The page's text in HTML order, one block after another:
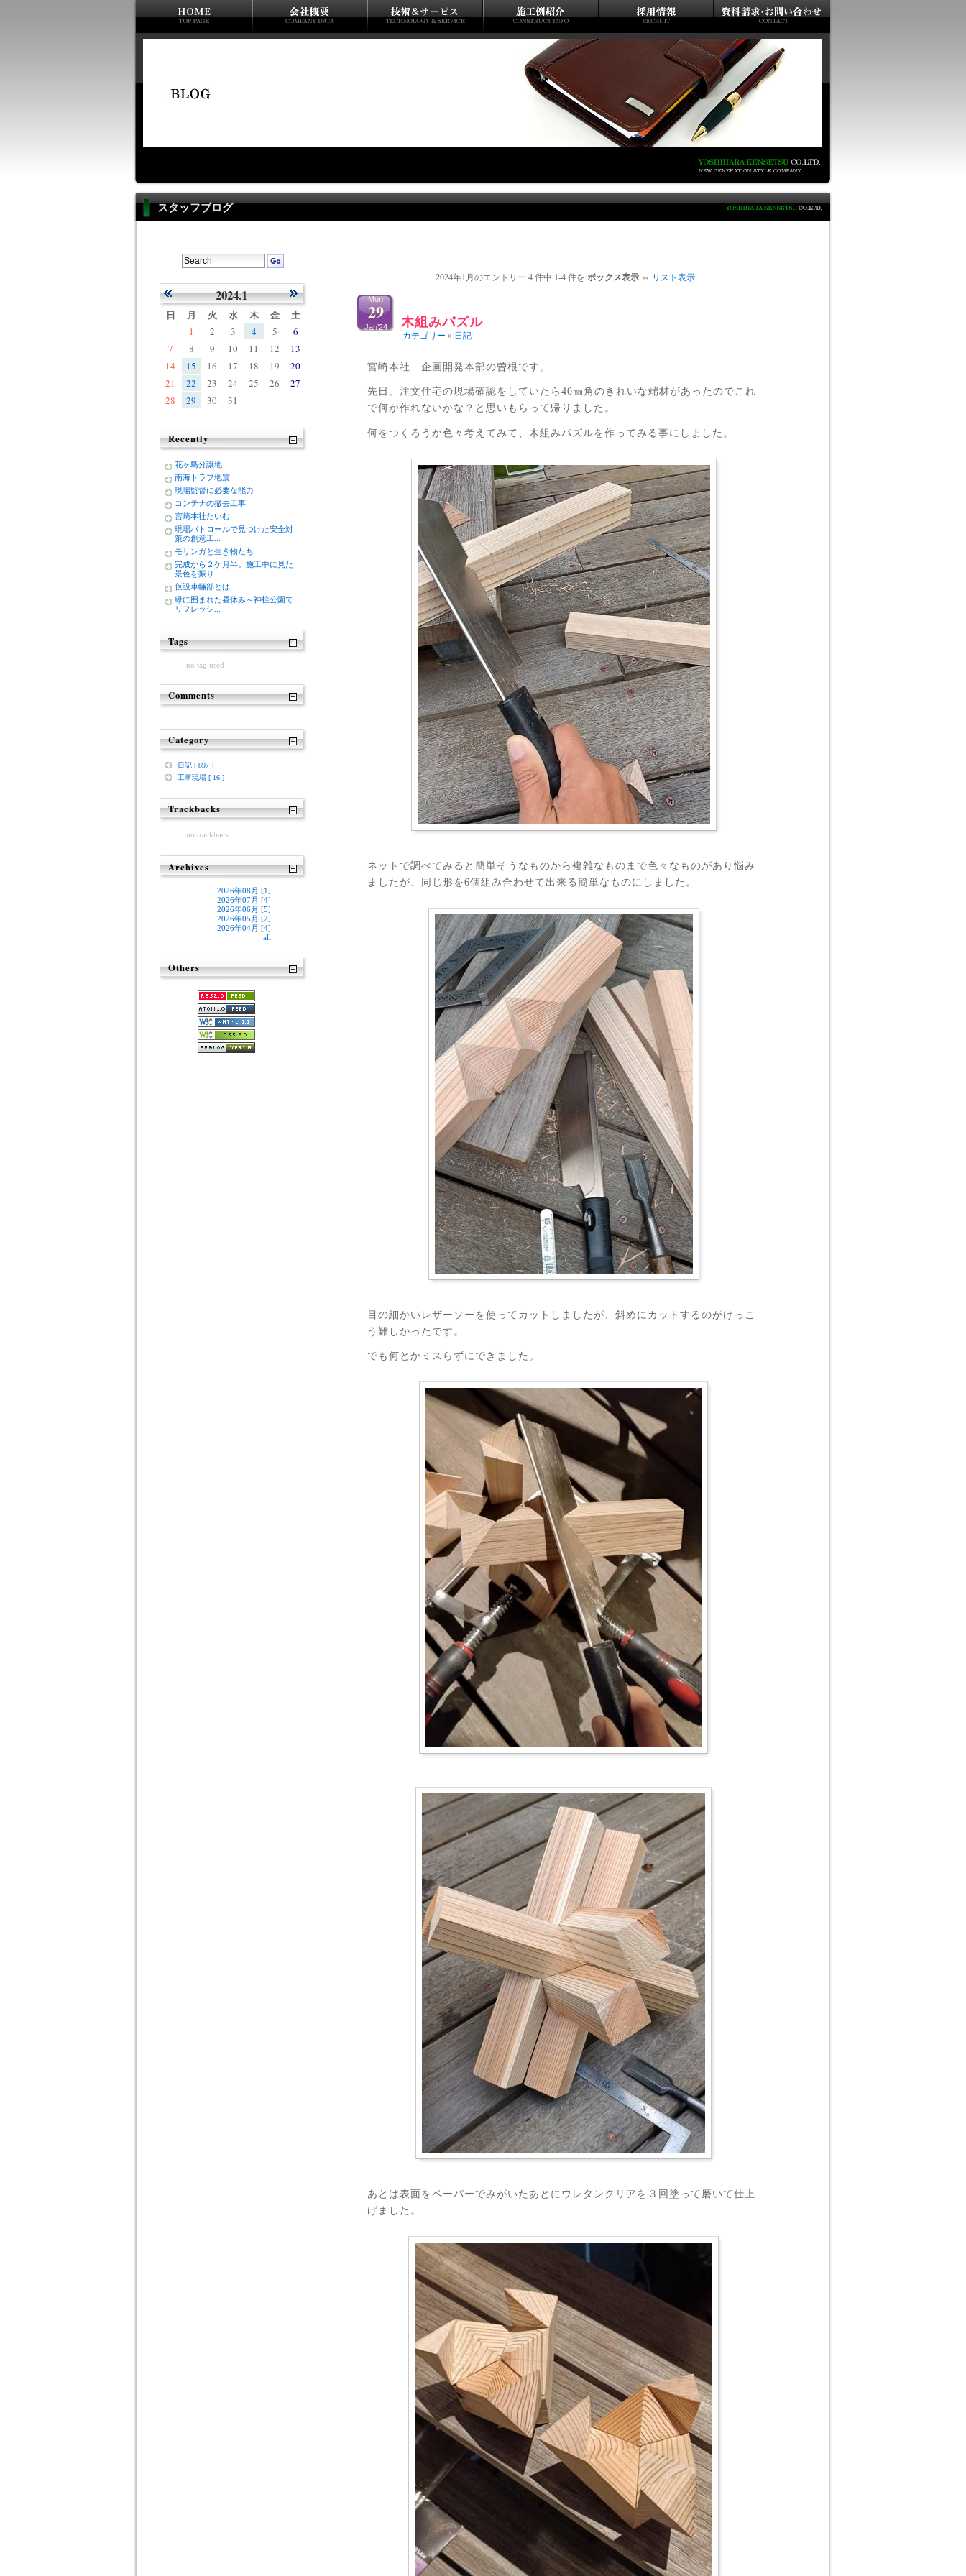
スタッフブログ
2024年1月のエントリー 4 件中 1-4 件を ボックス表示⇔ リスト表示
木組みパズル
Mon
29
Jan’24
カテゴリー » 日記
宮崎本社 企画開発本部の曽根です。
先日、注文住宅の現場確認をしていたら40㎜角のきれいな端材があったのでこれ
で何か作れないかな？と思いもらって帰りました。
何をつくろうか色々考えてみて、木組みパズルを作ってみる事にしました。
ネットで調べてみると簡単そうなものから複雑なものまで色々なものがあり悩み
ましたが、同じ形を6個組み合わせて出来る簡単なものにしました。
目の細かいレザーソーを使ってカットしましたが、斜めにカットするのがけっこ
う難しかったです。
でも何とかミスらずにできました。
あとは表面をペーパーでみがいたあとにウレタンクリアを３回塗って磨いて仕上
げました。
2024.1
日 月 火 水 木 金 土
1 2 3 4 5
6
7
8 9 10 11 12
13
14
15 16 17 18 19
20
21
22 23 24 25 26
27
28
29 30 31
Recently
花ヶ島分譲地
南海トラフ地震
現場監督に必要な能力
コンテナの撤去工事
宮崎本社たいむ
現場パトロールで見つけた安全対
策の創意工...
モリンガと生き物たち
完成から２ケ月半。施工中に見た
景色を振り...
仮設車輛部とは
緑に囲まれた昼休み～神柱公園で
リフレッシ...
Tags
no tag used
Comments
Category
日記 [ 897 ]
工事現場 [ 16 ]
Trackbacks
no trackback
Archives
2026年08月 [1]
2026年07月 [4]
2026年06月 [5]
2026年05月 [2]
2026年04月 [4]
all
Others